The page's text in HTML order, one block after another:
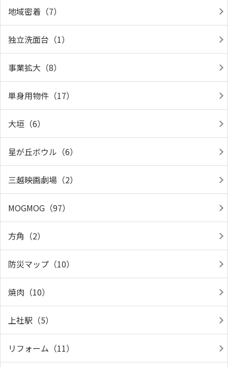
地域密着（7）
独立洗面台（1）
事業拡大（8）
単身用物件（17）
大垣（6）
星が丘ボウル（6）
三越映画劇場（2）
MOGMOG（97）
方角（2）
防災マップ（10）
焼肉（10）
上社駅（5）
リフォーム（11）